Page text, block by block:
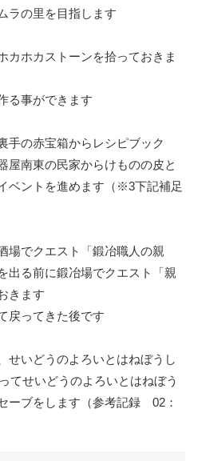
ラの里を目指します
カホカストーンを拾っておきま
る事ができます
手の赤宝箱からレシピブック
屋南東の民家からけものの皮と
ベントを進めます（※3下記補足
場でクエスト「鍛冶職人の親
出る前に鍛冶場でクエスト
「親
きます
戻ってきた後です
せいどうのよろいとはねぼうし
てせいどうのよろいとはねぼう
ーブをします （参考記録 02：